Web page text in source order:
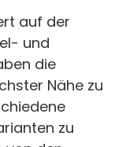
auf der
und
die
Nähe zu
zu